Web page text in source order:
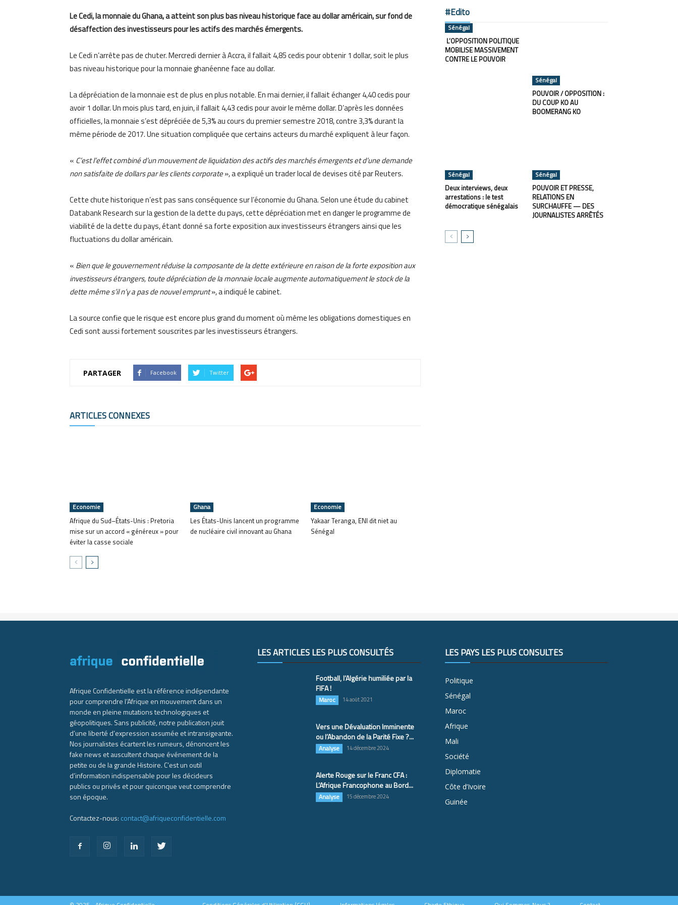
Le Cedi, la monnaie du Ghana, a atteint son plus bas niveau historique face au dollar américain, sur fond de
désaffection des investisseurs pour les actifs des marchés émergents.
Le Cedi n’arrête pas de chuter. Mercredi dernier à Accra, il fallait 4,85 cedis pour obtenir 1 dollar, soit le plus
bas niveau historique pour la monnaie ghanéenne face au dollar.
La dépréciation de la monnaie est de plus en plus notable. En mai dernier, il fallait échanger 4,40 cedis pour
avoir 1 dollar. Un mois plus tard, en juin, il fallait 4,43 cedis pour avoir le même dollar. D’après les données
officielles, la monnaie s’est dépréciée de 5,3% au cours du premier semestre 2018, contre 3,3% durant la
même période de 2017. Une situation compliquée que certains acteurs du marché expliquent à leur façon.
« C’est l’effet combiné d’un mouvement de liquidation des actifs des marchés émergents et d’une demande
non satisfaite de dollars par les clients corporate», a expliqué un trader local de devises cité par Reuters.
Cette chute historique n’est pas sans conséquence sur l’économie du Ghana. Selon une étude du cabinet
Databank Research sur la gestion de la dette du pays, cette dépréciation met en danger le programme de
viabilité de la dette du pays, étant donné sa forte exposition aux investisseurs étrangers ainsi que les
fluctuations du dollar américain.
« Bien que le gouvernement réduise la composante de la dette extérieure en raison de la forte exposition aux
investisseurs étrangers, toute dépréciation de la monnaie locale augmente automatiquement le stock de la
dette même s’il n’y a pas de nouvel emprunt», a indiqué le cabinet.
La source confie que le risque est encore plus grand du moment où même les obligations domestiques en
Cedi sont aussi fortement souscrites par les investisseurs étrangers.
PARTAGER Facebook Twitter
ARTICLES CONNEXES
Economie
Afrique du Sud–États-Unis : Pretoria
mise sur un accord « généreux » pour
éviter la casse sociale
Ghana
Les États-Unis lancent un programme
de nucléaire civil innovant au Ghana
Economie
Yakaar Teranga, ENI dit niet au
Sénégal
#Edito
Sénégal
L’OPPOSITION POLITIQUE
MOBILISE MASSIVEMENT
CONTRE LE POUVOIR
Sénégal
POUVOIR / OPPOSITION :
DU COUP KO AU
BOOMERANG KO
Sénégal
Deux interviews, deux
arrestations : le test
démocratique sénégalais
Sénégal
POUVOIR ET PRESSE,
RELATIONS EN
SURCHAUFFE — DES
JOURNALISTES ARRÊTÉS
Afrique Confidentielle est la référence indépendante
pour comprendre l’Afrique en mouvement dans un
monde en pleine mutations technologiques et
géopolitiques. Sans publicité, notre publication jouit
d’une liberté d’expression assumée et intransigeante.
Nos journalistes écartent les rumeurs, dénoncent les
fake news et auscultent chaque événement de la
petite ou de la grande Histoire. C’est un outil
d’information indispensable pour les décideurs
publics ou privés et pour quiconque veut comprendre
son époque.
Contactez-nous: contact@afriqueconfidentielle.com
LES ARTICLES LES PLUS CONSULTÉS
Football, l’Algérie humiliée par la
FIFA !
Maroc 14 août 2021
Vers une Dévaluation Imminente
ou l’Abandon de la Parité Fixe ?...
Analyse 14 décembre 2024
Alerte Rouge sur le Franc CFA :
L’Afrique Francophone au Bord...
Analyse 15 décembre 2024
LES PAYS LES PLUS CONSULTÉS
Politique
Sénégal
Maroc
Afrique
Mali
Société
Diplomatie
Côte d’Ivoire
Guinée